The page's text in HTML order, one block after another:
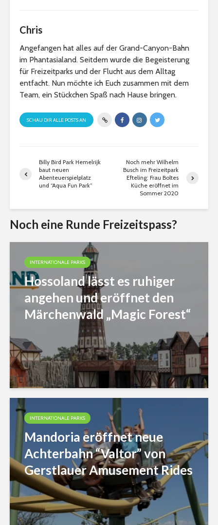
Chris
Angefangen hat alles auf der Grand-Canyon-Bahn
im Phantasialand. Seitdem wurde die Begeisterung
für Freizeitparks und der Flucht aus dem Alltag
entfacht. Nun möchte ich Euch zusammen mit dem
Team, ein Stückchen Spaß nach Hause bringen.
SCHAU DIR ALLE POSTS AN
Billy Bird Park Hemelrijk
baut neuen
Abenteuerspielplatz
und “Aqua Fun Park”
Noch mehr Wilhelm
Busch im Freizeitpark
Efteling: Frau Boltes
Küche eröffnet im
Sommer 2020
Noch eine Runde Freizeitspass?
INTERNATIONALE PARKS
Hossoland lässt es ruhiger
angehen und eröffnet den
Märchenwald „Magic Forest“
INTERNATIONALE PARKS
Mandoria eröffnet neue
Achterbahn “Valtor” von
Gerstlauer Amusement Rides